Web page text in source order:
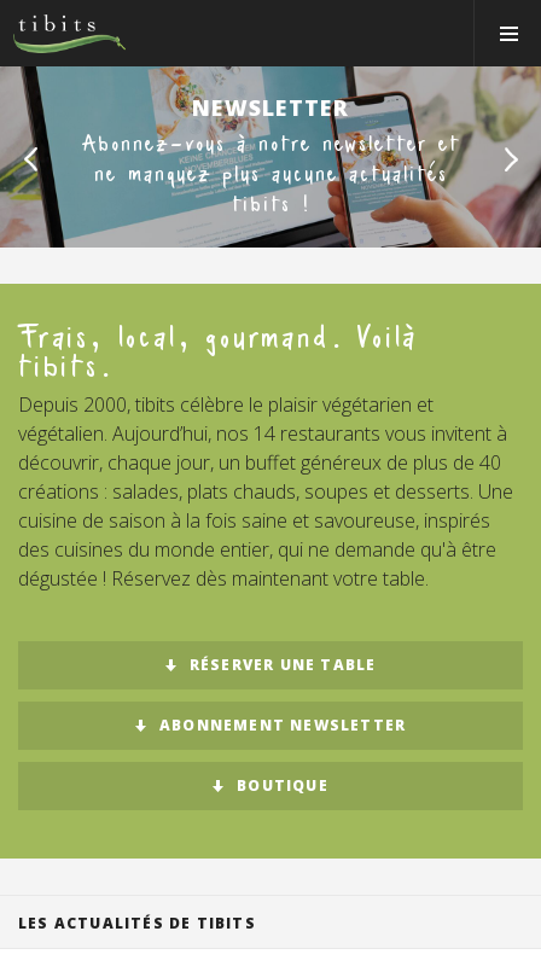
Tibits:
Home
Main
Navigation
MANGER
HORAIRES
RECETTES
NEWS
MEMBRE
À PROPOS
Bons & boutique
Réservations
Suisse (FR)
Back
NEWSLETTER
Abonnez-vous à notre newsletter et
ne manquez plus aucune actualités
tibits !
Frais, local, gourmand. Voilà
tibits.
Depuis 2000, tibits célèbre le plaisir végétarien et
végétalien. Aujourd’hui, nos 14 restaurants vous invitent à
découvrir, chaque jour, un buffet généreux de plus de 40
créations : salades, plats chauds, soupes et desserts. Une
cuisine de saison à la fois saine et savoureuse, inspirés
des cuisines du monde entier, qui ne demande qu'à être
dégustée ! Réservez dès maintenant votre table.
RÉSERVER UNE TABLE
ABONNEMENT NEWSLETTER
BOUTIQUE
LES ACTUALITÉS DE TIBITS